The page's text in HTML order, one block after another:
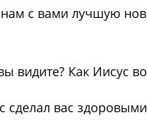
с вами лучшую
видите? Как Иисус
сделал вас